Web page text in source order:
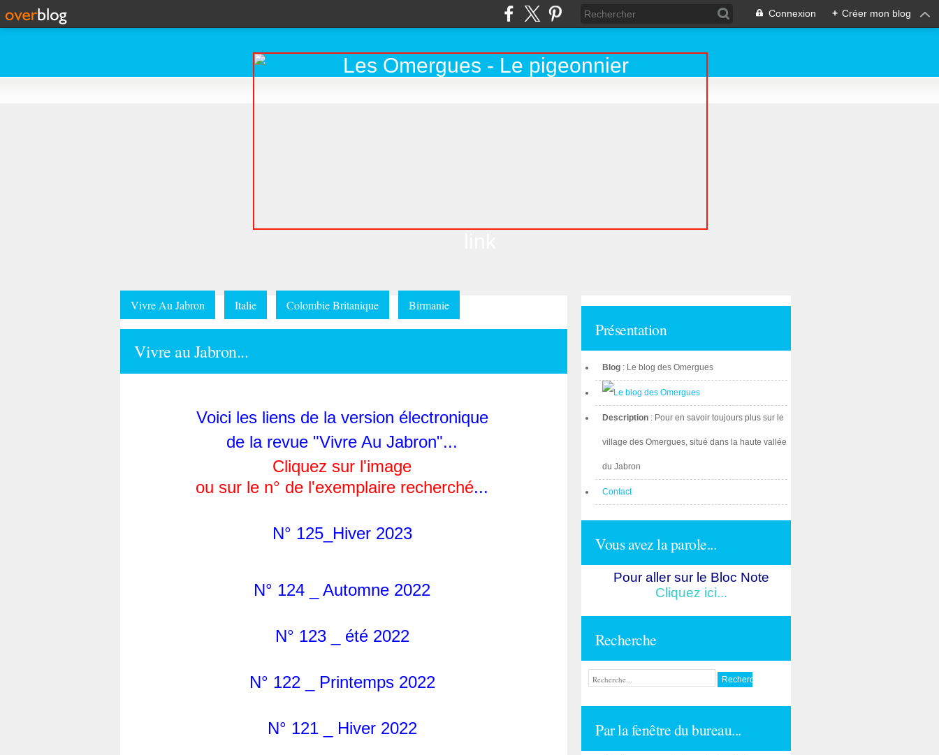
Connexion + Créer mon blog
Vivre Au Jabron Italie Colombie Britanique Birmanie
Vivre au Jabron...
Voici les liens de la version électronique
de la revue "Vivre Au Jabron"...
Cliquez sur l'image
ou sur le n° de l'exemplaire recherché...
N° 125_Hiver 2023
N° 124 _ Automne 2022
N° 123 _ été 2022
N° 122 _ Printemps 2022
N° 121 _ Hiver 2022
Présentation
Blog : Le blog des Omergues
Description : Pour en savoir toujours plus sur le
village des Omergues, situé dans la haute vallée
du Jabron
Contact
Vous avez la parole...
Pour aller sur le Bloc Note
Cliquez ici...
Recherche
Par la fenêtre du bureau...